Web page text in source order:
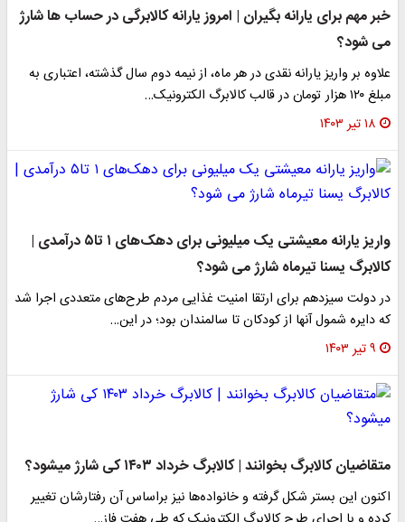
خبر مهم برای یارانه بگیران | امروز یارانه کالابرگی در حساب ها شارژ
می شود؟
علاوه بر واریز یارانه نقدی در هر ماه، از نیمه دوم سال گذشته، اعتباری به
مبلغ ۱۲۰ هزار تومان در قالب کالابرگ الکترونیک…
۱۸ تیر ۱۴۰۳
واریز یارانه معیشتی یک میلیونی برای دهک‌های ۱ تا۵ درآمدی |
کالابرگ یسنا تیرماه شارژ می شود؟
در دولت سیزدهم برای ارتقا امنیت غذایی مردم طرح‌های متعددی اجرا شد
که دایره شمول آنها از کودکان تا سالمندان بود؛ در این…
۹ تیر ۱۴۰۳
متقاضیان کالابرگ بخوانند | کالابرگ خرداد ۱۴۰۳ کی شارژ میشود؟
اکنون این بستر شکل گرفته و خانواده‌ها نیز براساس آن رفتارشان تغییر